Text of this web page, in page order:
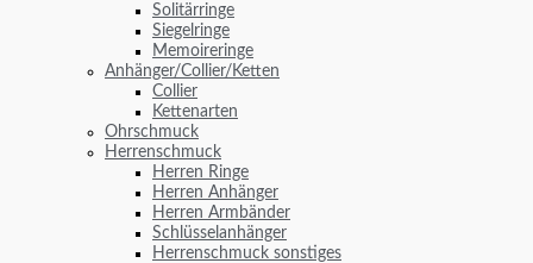
Solitärringe
Siegelringe
Memoireringe
Anhänger/Collier/Ketten
Collier
Kettenarten
Ohrschmuck
Herrenschmuck
Herren Ringe
Herren Anhänger
Herren Armbänder
Schlüsselanhänger
Herrenschmuck sonstiges